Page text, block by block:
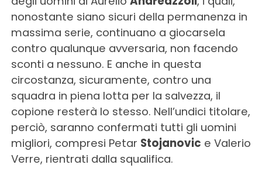
nonostante siano sicuri della permanenza in
massima serie, continuano a giocarsela
contro qualunque avversaria, non facendo
sconti a nessuno. E anche in questa
circostanza, sicuramente, contro una
squadra in piena lotta per la salvezza, il
copione resterà lo stesso. Nell’undici titolare,
perciò, saranno confermati tutti gli uomini
migliori, compresi Petar Stojanovic e Valerio
Verre, rientrati dalla squalifica.